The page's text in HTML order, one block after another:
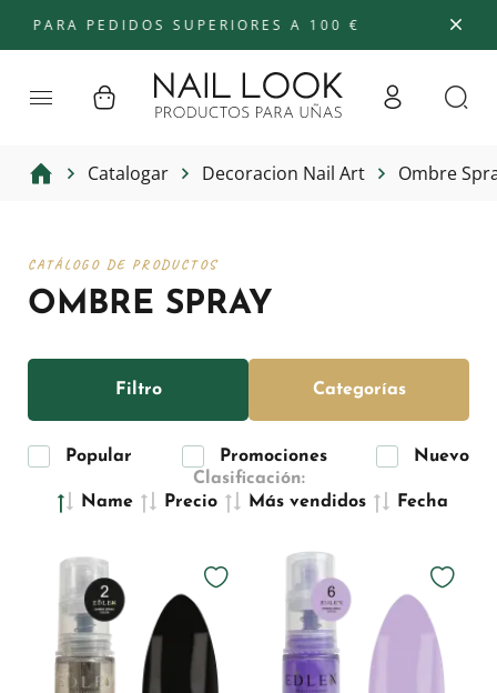
PEDIDOS SUPERIORES A 100 €
Catalogar Decoracion Nail Art Ombre
OMBRE SPRAY
CATÁLOGO DE PRODUCTOS
Popular Promociones
Nuevo
Clasificación:
Name
Precio Más vendidos Fecha
Filtro Categorías